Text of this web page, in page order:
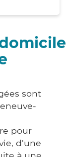
sont
pour
d'une